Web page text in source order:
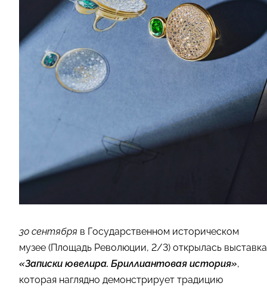
30 сентября в Государственном историческом
музее (Площадь Революции, 2/3) открылась выставка
«Записки ювелира. Бриллиантовая история»,
которая наглядно демонстрирует традицию